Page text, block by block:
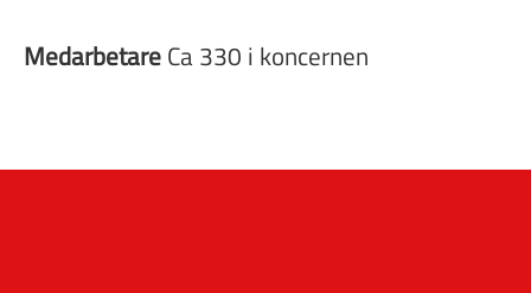
MedarbetareCa 330 i koncernen